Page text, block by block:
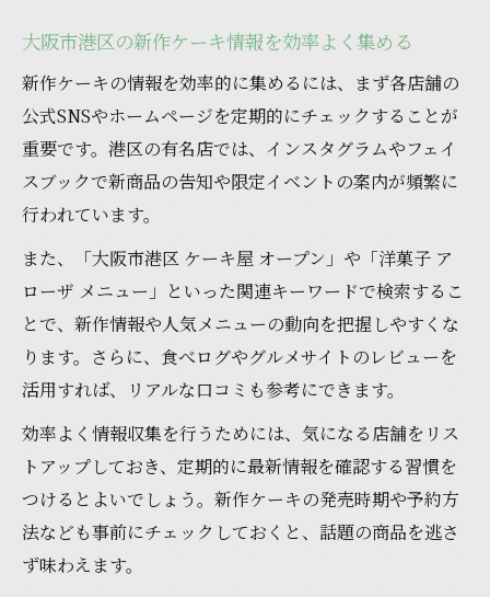
大阪市港区の新作ケーキ情報を効率よく集める
新作ケーキの情報を効率的に集めるには、まず各店舗の
公式SNSやホームページを定期的にチェックすることが
重要です。港区の有名店では、インスタグラムやフェイ
スブックで新商品の告知や限定イベントの案内が頻繁に
行われています。
また、「大阪市港区 ケーキ屋 オープン」や「洋菓子 ア
ローザ メニュー」といった関連キーワードで検索するこ
とで、新作情報や人気メニューの動向を把握しやすくな
ります。さらに、食べログやグルメサイトのレビューを
活用すれば、リアルな口コミも参考にできます。
効率よく情報収集を行うためには、気になる店舗をリス
トアップしておき、定期的に最新情報を確認する習慣を
つけるとよいでしょう。新作ケーキの発売時期や予約方
法なども事前にチェックしておくと、話題の商品を逃さ
ず味わえます。